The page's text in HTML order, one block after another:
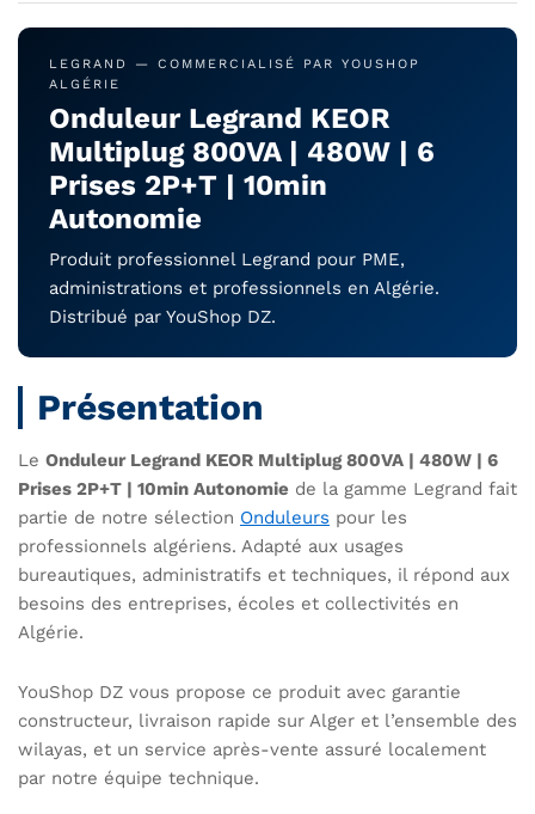
LEGRAND — COMMERCIALISÉ PAR YOUSHOP
ALGÉRIE
Onduleur Legrand KEOR
Multiplug 800VA | 480W | 6
Prises 2P+T | 10min
Autonomie
Produit professionnel Legrand pour PME,
administrations et professionnels en Algérie.
Distribué par YouShop DZ.
Présentation
Le Onduleur Legrand KEOR Multiplug 800VA | 480W | 6
Prises 2P+T | 10min Autonomie de la gamme Legrand fait
partie de notre sélection Onduleurs pour les
professionnels algériens. Adapté aux usages
bureautiques, administratifs et techniques, il répond aux
besoins des entreprises, écoles et collectivités en
Algérie.
YouShop DZ vous propose ce produit avec garantie
constructeur, livraison rapide sur Alger et l’ensemble des
wilayas, et un service après-vente assuré localement
par notre équipe technique.